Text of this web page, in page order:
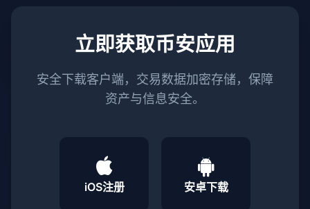
立即获取币安应用
安全下载客户端，交易数据加密存储，保障
资产与信息安全。
iOS注册 安卓下载